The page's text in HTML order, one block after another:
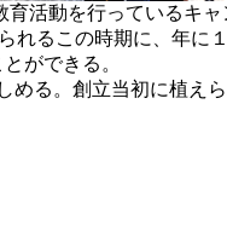
活動を行っているキ
るこの時期に、年に
ができる。
る。創立当初に植え